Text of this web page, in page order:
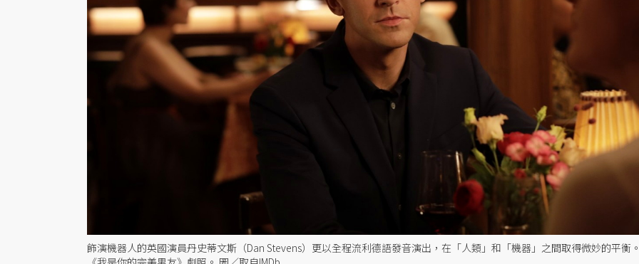
飾演機器人的英國演員丹史蒂文斯（Dan Stevens）更以全程流利德語發音演出，在「人類」和「機器」之間取得微妙的平衡。